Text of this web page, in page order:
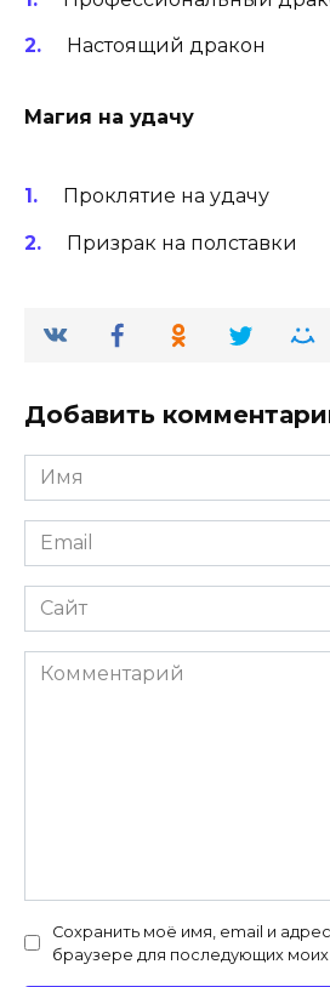
Настоящий дракон
Магия на удачу
Проклятие на удачу
Призрак на полставки
Добавить
Имя
*
Email
*
Сайт
Комментарий
Сохранить моё имя, email и
браузере для последующих